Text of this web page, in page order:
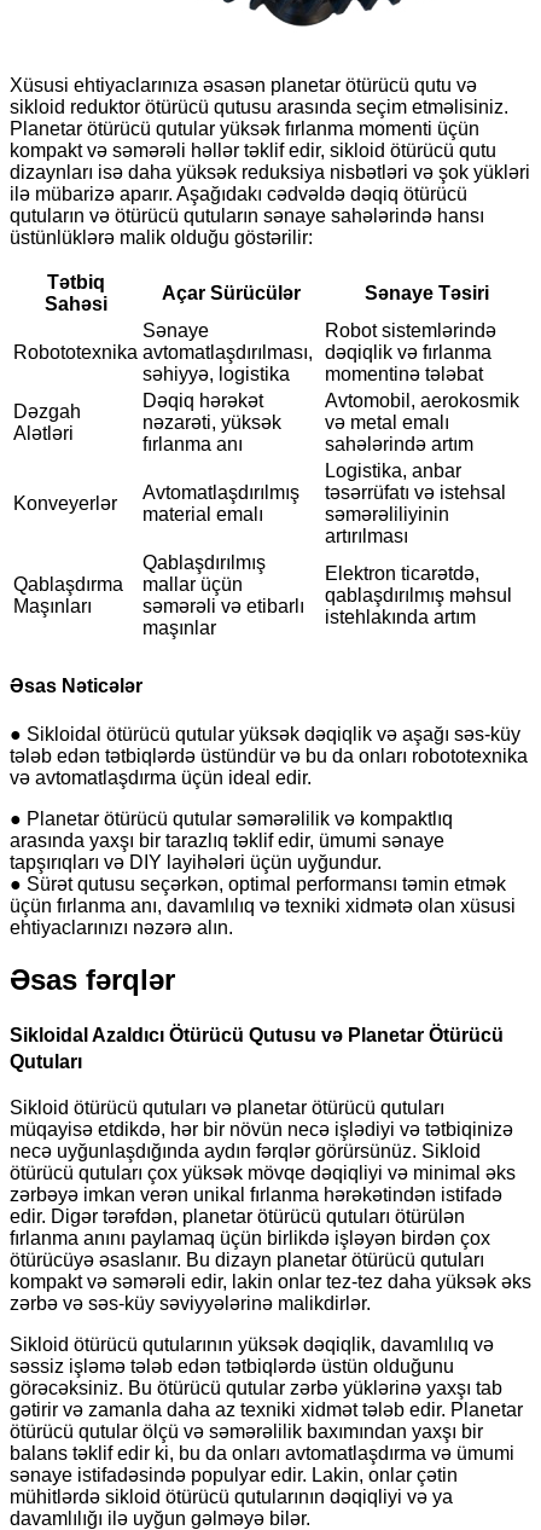
Xüsusi ehtiyaclarınıza əsasən planetar ötürücü qutu və
sikloid reduktor ötürücü qutusu arasında seçim etməlisiniz.
Planetar ötürücü qutular yüksək fırlanma momenti üçün
kompakt və səmərəli həllər təklif edir, sikloid ötürücü qutu
dizaynları isə daha yüksək reduksiya nisbətləri və şok yükləri
ilə mübarizə aparır. Aşağıdakı cədvəldə dəqiq ötürücü
qutuların və ötürücü qutuların sənaye sahələrində hansı
üstünlüklərə malik olduğu göstərilir:
Tətbiq
Sahəsi
Açar Sürücülər Sənaye Təsiri
Robototexnika
Sənaye
avtomatlaşdırılması,
səhiyyə, logistika
Robot sistemlərində
dəqiqlik və fırlanma
momentinə tələbat
Dəzgah
Alətləri
Dəqiq hərəkət
nəzarəti, yüksək
fırlanma anı
Avtomobil, aerokosmik
və metal emalı
sahələrində artım
Konveyerlər
Avtomatlaşdırılmış
material emalı
Logistika, anbar
təsərrüfatı və istehsal
səmərəliliyinin
artırılması
Qablaşdırma
Maşınları
Qablaşdırılmış
mallar üçün
səmərəli və etibarlı
maşınlar
Elektron ticarətdə,
qablaşdırılmış məhsul
istehlakında artım
Əsas Nəticələr
● Sikloidal ötürücü qutular yüksək dəqiqlik və aşağı səs-küy
tələb edən tətbiqlərdə üstündür və bu da onları robototexnika
və avtomatlaşdırma üçün ideal edir.
● Planetar ötürücü qutular səmərəlilik və kompaktlıq
arasında yaxşı bir tarazlıq təklif edir, ümumi sənaye
tapşırıqları və DIY layihələri üçün uyğundur.
● Sürət qutusu seçərkən, optimal performansı təmin etmək
üçün fırlanma anı, davamlılıq və texniki xidmətə olan xüsusi
ehtiyaclarınızı nəzərə alın.
Əsas fərqlər
Sikloidal Azaldıcı Ötürücü Qutusu və Planetar Ötürücü
Qutuları
Sikloid ötürücü qutuları və planetar ötürücü qutuları
müqayisə etdikdə, hər bir növün necə işlədiyi və tətbiqinizə
necə uyğunlaşdığında aydın fərqlər görürsünüz. Sikloid
ötürücü qutuları çox yüksək mövqe dəqiqliyi və minimal əks
zərbəyə imkan verən unikal fırlanma hərəkətindən istifadə
edir. Digər tərəfdən, planetar ötürücü qutuları ötürülən
fırlanma anını paylamaq üçün birlikdə işləyən birdən çox
ötürücüyə əsaslanır. Bu dizayn planetar ötürücü qutuları
kompakt və səmərəli edir, lakin onlar tez-tez daha yüksək əks
zərbə və səs-küy səviyyələrinə malikdirlər.
Sikloid ötürücü qutularının yüksək dəqiqlik, davamlılıq və
səssiz işləmə tələb edən tətbiqlərdə üstün olduğunu
görəcəksiniz. Bu ötürücü qutular zərbə yüklərinə yaxşı tab
gətirir və zamanla daha az texniki xidmət tələb edir. Planetar
ötürücü qutular ölçü və səmərəlilik baxımından yaxşı bir
balans təklif edir ki, bu da onları avtomatlaşdırma və ümumi
sənaye istifadəsində populyar edir. Lakin, onlar çətin
mühitlərdə sikloid ötürücü qutularının dəqiqliyi və ya
davamlılığı ilə uyğun gəlməyə bilər.